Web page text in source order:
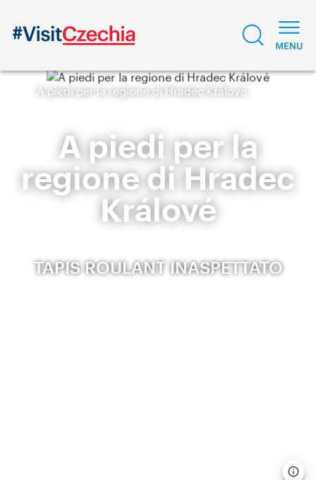
A piedi per la regione di Hradec Králové
A piedi per la
regione di Hradec
Králové
TAPIS ROULANT INASPETTATO